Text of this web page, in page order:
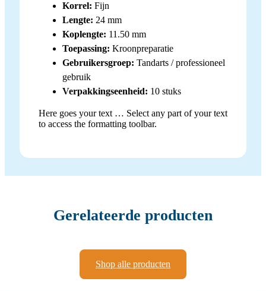
Korrel: Fijn
Lengte: 24 mm
Koplengte: 11.50 mm
Toepassing: Kroonpreparatie
Gebruikersgroep: Tandarts / professioneel
gebruik
Verpakkingseenheid: 10 stuks
Here goes your text … Select any part of your text
to access the formatting toolbar.
Gerelateerde producten
Shop alle producten